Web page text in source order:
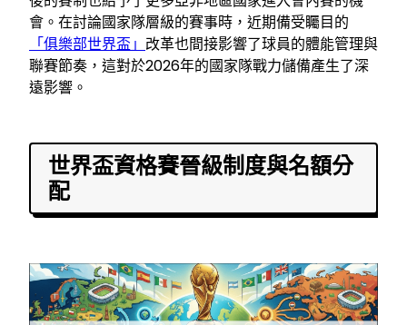
會。在討論國家隊層級的賽事時，近期備受矚目的
「俱樂部世界盃」 改革也間接影響了球員的體能管理與
聯賽節奏，這對於2026年的國家隊戰力儲備產生了深
遠影響。
世界盃資格賽晉級制度與名額分
配